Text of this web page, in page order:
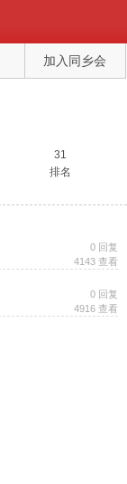
加入同乡会
31
排名
0 回复
4143 查看
0 回复
4916 查看